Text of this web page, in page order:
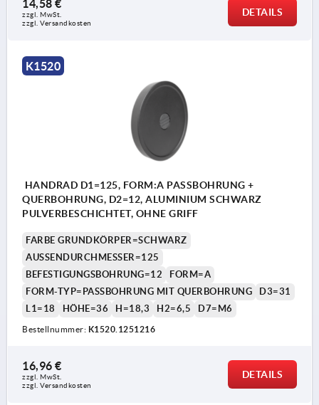
14,58 €
zzgl. MwSt.
zzgl. Versandkosten
DETAILS
K1520
HANDRAD D1=125, FORM:A PASSBOHRUNG +
QUERBOHRUNG, D2=12, ALUMINIUM SCHWARZ
PULVERBESCHICHTET, OHNE GRIFF
FARBE GRUNDKÖRPER=SCHWARZ
AUSSENDURCHMESSER=125
BEFESTIGUNGSBOHRUNG=12
FORM=A
FORM-TYP=PASSBOHRUNG MIT QUERBOHRUNG
D3=31
L1=18
HÖHE=36 H=18,3 H2=6,5 D7=M6
Bestellnummer: K1520.1251216
16,96 €
zzgl. MwSt.
zzgl. Versandkosten
DETAILS